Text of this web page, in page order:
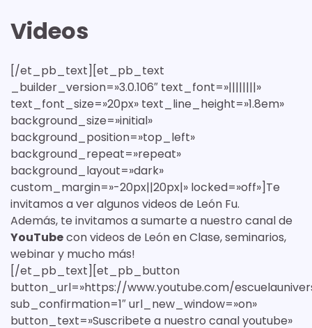
Videos
[/et_pb_text][et_pb_text
_builder_version=»3.0.106″ text_font=»||||||||»
text_font_size=»20px» text_line_height=»1.8em»
background_size=»initial»
background_position=»top_left»
background_repeat=»repeat»
background_layout=»dark»
custom_margin=»-20px||20px|» locked=»off»]Te
invitamos a ver algunos videos de León Fu.
Además, te invitamos a sumarte a nuestro canal de
YouTubecon videos de León en Clase, seminarios,
webinar y mucho más!
[/et_pb_text][et_pb_button
button_url=»https://www.youtube.com/
sub_confirmation=1″ url_new_window=»on»
button_text=»Suscribete a nuestro canal youtube»